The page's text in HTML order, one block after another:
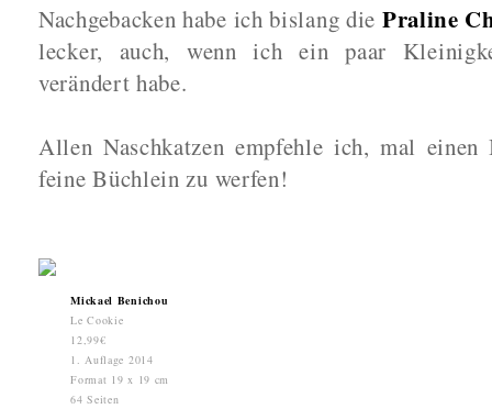
Nachgebacken habe ich bislang die Praline
lecker, auch, wenn ich ein paar
verändert habe.
Allen Naschkatzen empfehle ich, mal
feine Büchlein zu werfen!
Mickael Benichou
Le Cookie
12,99€
1. Auflage 2014
Format 19 x 19 cm
64 Seiten